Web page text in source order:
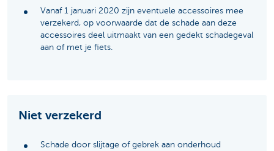
Vanaf 1 januari 2020 zijn eventuele accessoires mee
verzekerd, op voorwaarde dat de schade aan deze
accessoires deel uitmaakt van een gedekt schadegeval
aan of met je fiets.
Niet verzekerd
Schade door slijtage of gebrek aan onderhoud